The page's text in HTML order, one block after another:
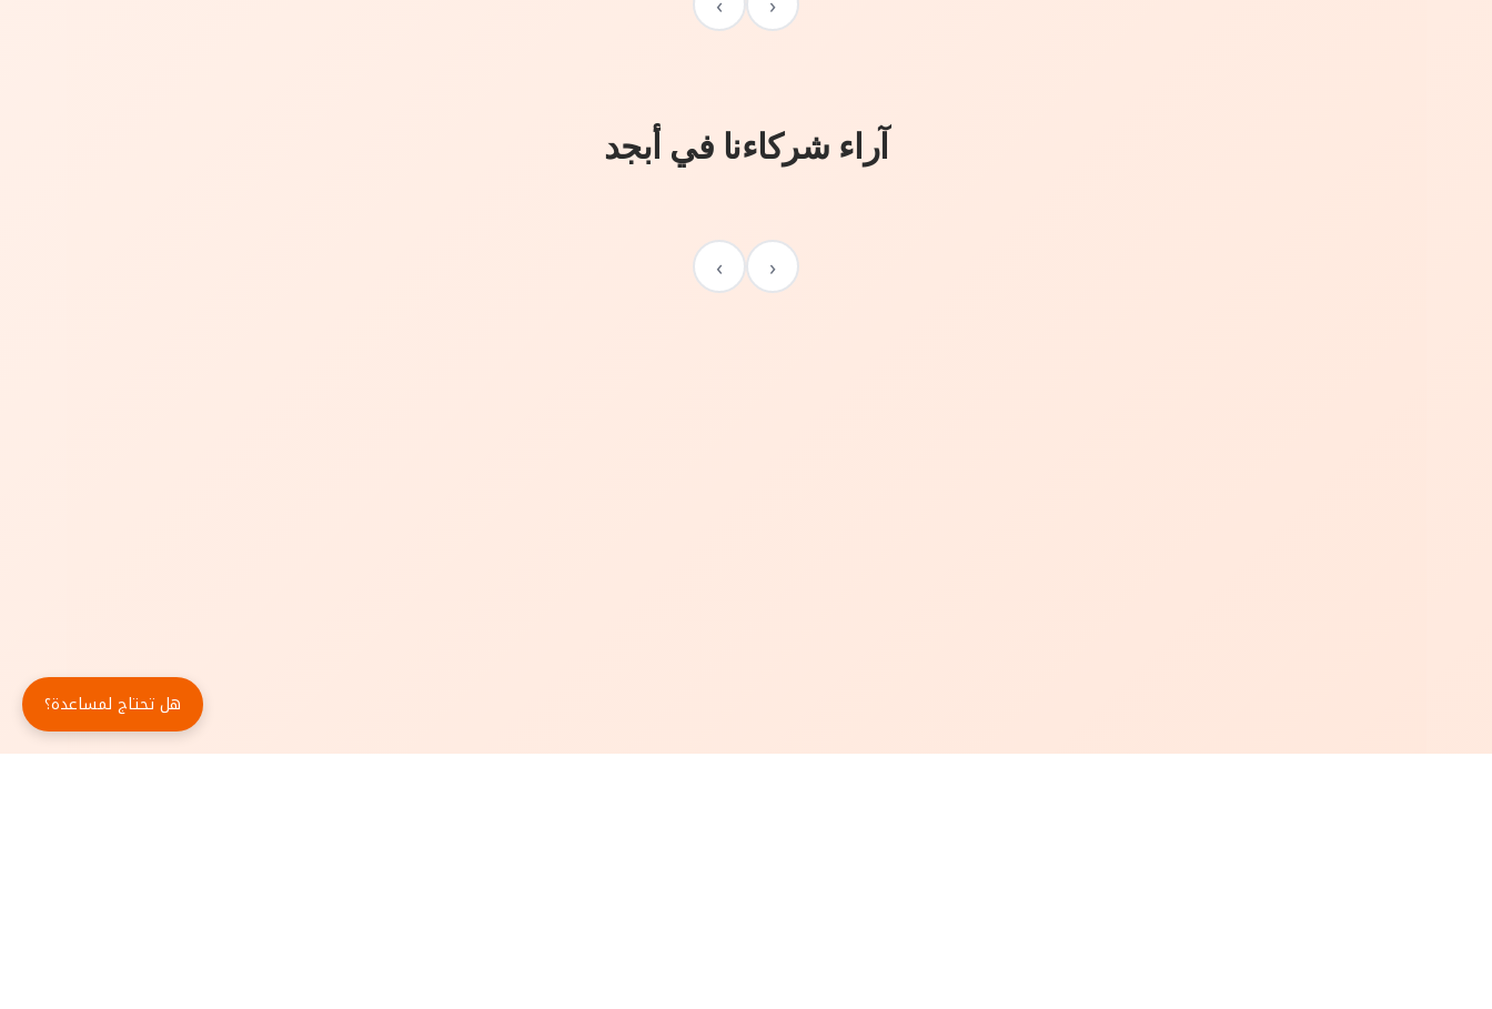
آراء شركاءنا في أبجد
‹
›
هل تحتاج لمساعدة؟